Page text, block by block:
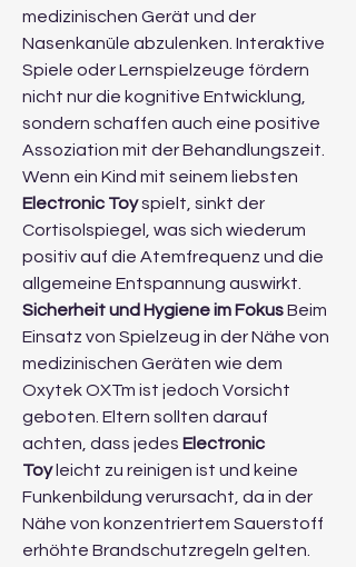
medizinischen Gerät und der
Nasenkanüle abzulenken. Interaktive
Spiele oder Lernspielzeuge fördern
nicht nur die kognitive Entwicklung,
sondern schaffen auch eine positive
Assoziation mit der Behandlungszeit.
Electronic Toy spielt, sinkt der
Cortisolspiegel, was sich wiederum
positiv auf die Atemfrequenz und die
allgemeine Entspannung auswirkt.
Sicherheit und Hygiene im Fokus Beim
Einsatz von Spielzeug in der Nähe von
medizinischen Geräten wie dem
Oxytek OXTm ist jedoch Vorsicht
geboten. Eltern sollten darauf
achten, dass jedes Electronic
Toy leicht zu reinigen ist und keine
Funkenbildung verursacht, da in der
Nähe von konzentriertem Sauerstoff
erhöhte Brandschutzregeln gelten.